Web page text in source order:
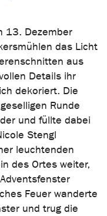
13. Dezember
das Licht
aus
Details ihr
dekoriert. Die
Runde
und füllte dabei
Stengl
leuchtenden
des Ortes weiter,
Feuer wanderte
und trug die